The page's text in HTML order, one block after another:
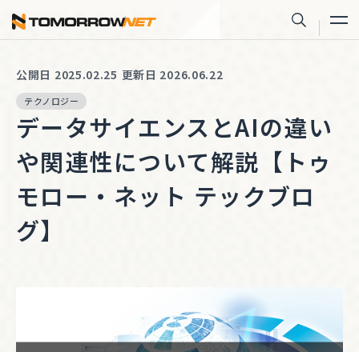
株式会社トゥモロー・ネット
サイト内
公開日 2025.02.25 更新日 2026.06.22
テクノロジー
データサイエンスとAIの違い
や関連性について解説【トゥ
モロー・ネット テックブロ
グ】